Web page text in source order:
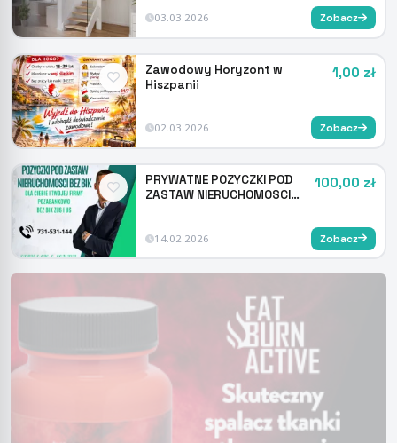
03.03.2026 Zobacz
Zawodowy Horyzont w
Hiszpanii
1,00 zł
02.03.2026 Zobacz
PRYWATNE POZYCZKI POD
ZASTAW NIERUCHOMOSCI
100,00 zł
14.02.2026 Zobacz